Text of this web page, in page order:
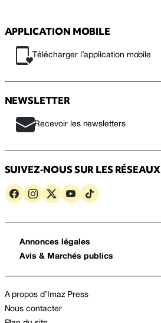
APPLICATION MOBILE
Télécharger l’application mobile
NEWSLETTER
Recevoir les newsletters
SUIVEZ-NOUS SUR LES RÉSEAUX
Annonces légales
Avis & Marchés publics
A propos d’Imaz Press
Nous contacter